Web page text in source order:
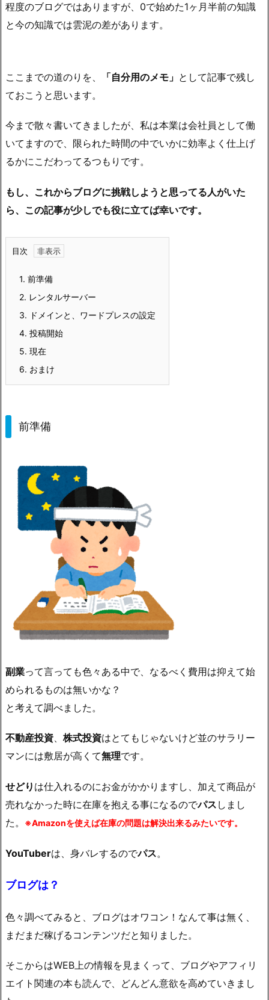
程度のブログではありますが、 0で始めた1ヶ月半前の知識
と今の知識では雲泥の差があります。
ここまでの道のりを、 「自分用のメモ」 として記事で残し
ておこうと思います。
今まで散々書いてきましたが、 私は本業は会社員として働
いてますので、限られた時間の中でいかに効率よく仕上げ
るかにこだわってるつもりです。
もし、これからブログに挑戦しようと思ってる人がいた
ら、この記事が少しでも役に立てば幸いです。
目次
1. 前準備
2. レンタルサーバー
3. ドメインと、ワードプレスの設定
4. 投稿開始
5. 現在
6. おまけ
前準備
副業って言っても色々ある中で、なるべく費用は抑えて始
められるものは無いかな？
と考えて調べました。
不動産投資、 株式投資はとてもじゃないけど並のサラリー
マンには敷居が高くて無理です。
せどり は仕入れるのにお金がかかりますし、加えて商品が
売れなかった時に在庫を抱える事になるのでパス しまし
た。
※Amazonを使えば在庫の問題は解決出来るみたいです。
YouTuberは、身バレするのでパス。
ブログは？
色々調べてみると、 ブログはオワコン！なんて事は無く、
まだまだ稼げるコンテンツだと知りました。
そこからはWEB上の情報を見まくって、ブログやアフィリ
エイト関連の本も読んで、どんどん意欲を高めていきまし